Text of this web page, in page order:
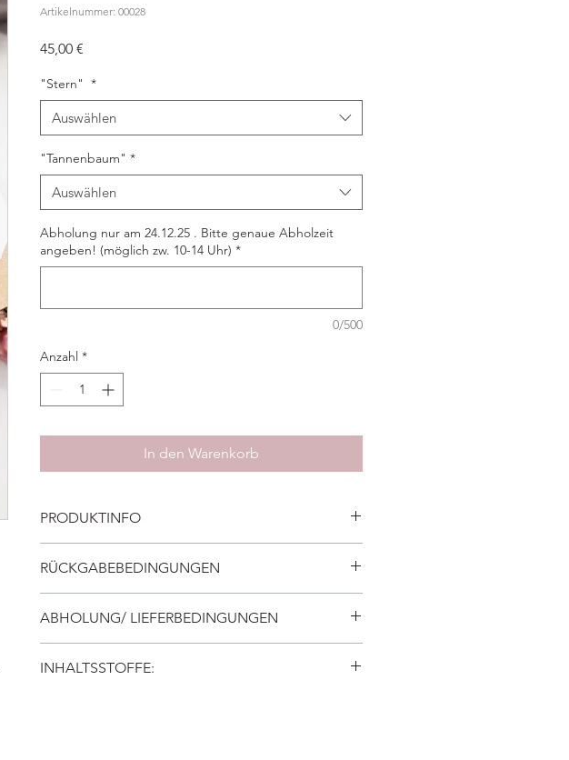
Artikelnummer: 00028
45,00 €
"Stern" *
Auswählen
"Tannenbaum" *
Auswählen
Abholung nur am 24.12.25 . Bitte genaue Abholzeit
angeben! (möglich zw. 10-14 Uhr) *
0/500
Anzahl *
In den Warenkorb
PRODUKTINFO
Zusatzstoffenliste
RÜCKGABEBEDINGUNGEN
ABHOLUNG/ LIEFERBEDINGUNGEN
24.12.2025
INHALTSSTOFFE: